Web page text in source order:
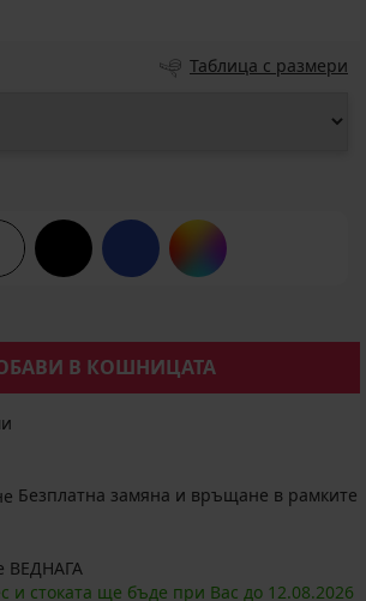
Таблица с размери
В КОШНИЦАТА
Безплатна замяна и връщане в рамките
ВЕДНАГА
и стоката ще бъде при Вас до 12.08.2026